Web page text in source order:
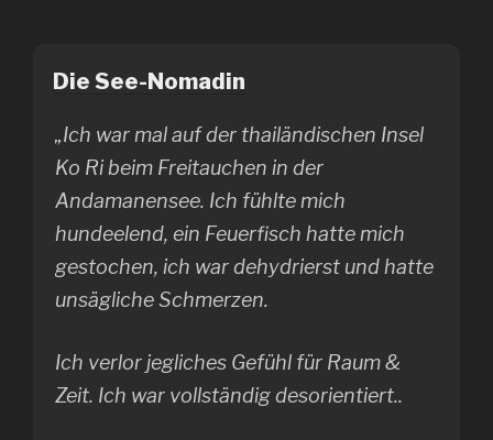
Die See-Nomadin
„Ich war mal auf der thailändischen Insel
Ko Ri beim Freitauchen in der
Andamanensee. Ich fühlte mich
hundeelend, ein Feuerfisch hatte mich
gestochen, ich war dehydrierst und hatte
unsägliche Schmerzen.
Ich verlor jegliches Gefühl für Raum &
Zeit. Ich war vollständig desorientiert..